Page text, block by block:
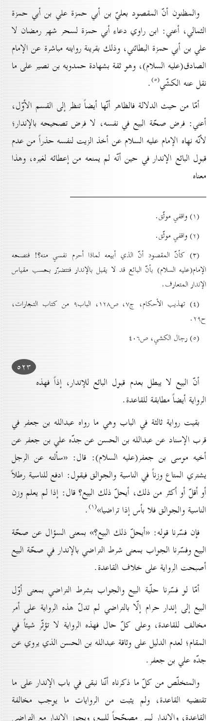
والمظنون أنّ المقصود بعليّ بن أبي حمزة علي بن أبي حمزة
الثمالي، أعني: ابن راوي دعاء أبي حمزة لسحر شهر رمضان لا
علي بن أبي حمزة البطائني، وذلك بقرينة روايته مباشرة عن الإمام
الصادق(عليه السلام)، وهو ثقة بشهادة حمدويه بن نصير على ما
نقل عنه الكشّي(٥) .
أمّا من حيث الدلالة فالظاهر أنّها أيضاً تنظر إلى القسم الأوّل،
أعني: فرض صحّة البيع في نفسه، لا فرض تصحيحه بالإندار؛
لأنّه نهاه الإمام عليه السلام عن أخذ الزيت لنفسه حذراً من عدم
قبول البائع الإندار في حين أنّه لم يمنعه من إعطائه لغيره، وهذا
معناه
(۱) واقفي موثّق.
(۲) واقفي موثّق.
(۳) كأنّ المقصود أنّ الذي أبيعه لماذا أحرم نفسي منه؟! فنصحه
الإمام(عليه السلام) بأنّ البائع قد لا يقبل بالإندار فتتضرّر بحسب مقياس
الإندار المتعارف.
(٤) تهذيب الأحکام، ج۷، ص۱۲۸، الباب۹ من کتاب التجارات،‌
ح۲۹.
(٥) رجال الکشي، ص٤٠٦
٥۲۳
أنّ البيع لا يبطل بعدم قبول البائع للإندار، إذاً فهذه
الرواية أيضاً مطابقة للقاعدة.
بقيت رواية ثالثة في الباب وهي ما رواه عبدالله بن جعفر في
قرب الإسناد عن عبدالله بن الحسن عن جدّه علي بن جعفر عن
أخيه موسى بن جعفر(عليه السلام): قال: «سألته عن الرجل
يشتري المتاع وزناً في الناسية والجوالق فيقول: ادفع للناسية رطلاً
أو أقلّ أو أكثر من ذلك، أيحلّ ذلك البيع؟ قال: إذا لم يعلم وزن
الناسية والجوالق فلا بأس إذا تراضيا»(۱) .
فإن فسّرنا قوله: «أيحلّ ذلك البيع؟» بمعنى السؤال عن صحّة
البيع وفسّرنا الجواب بمعنى شرط التراضي بالإندار في صحّة البيع
أصبحت الرواية على خلاف القاعدة.
أمّا لو فسّرنا حلّية البيع والجواب بشرط التراضي بمعنى أوّل
البيع إلى إندار حرام إلّا بالتراضي لم تدلّ هذه الرواية على أمر
مخالف للقاعدة، وعلى كلّ حال فهذه الرواية لا تؤثّر شيئاً في
المقام؛ لعدم الدليل على وثاقة عبدالله بن الحسن الذي يروي عن
جدّه علي بن جعفر.
والمتخلّص من كلّ ما ذكرناه أنّنا نبقى في باب الإندار على ما
تقتضيه القاعدة، ولم يثبت من الروايات ما يوجب مخالفة
القاعدة، والإندار ليس مصحّحاً للبيع، ويجوز الإندار مع التراضي